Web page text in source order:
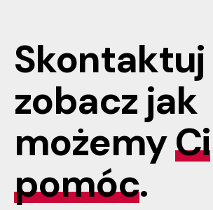
Skontaktuj
zobacz jak
możemyCi
pomóc.